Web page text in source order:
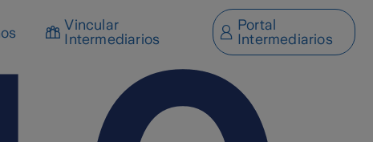
Vincular
Intermediarios
Portal
Intermediarios